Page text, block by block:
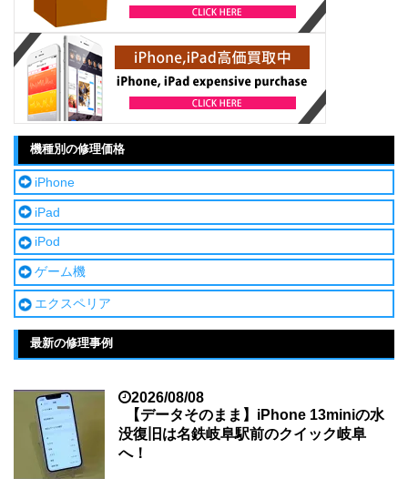
機種別の修理価格
iPhone
iPad
iPod
ゲーム機
エクスペリア
最新の修理事例
2026/08/08
【データそのまま】iPhone 13miniの水
没復旧は名鉄岐阜駅前のクイック岐阜
へ！